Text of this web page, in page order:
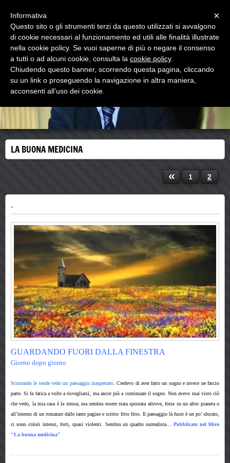
LA BUONA MEDICINA
« 1 2
.
GUARDANDO FUORI DALLA FINESTRA
Giorno dopo giorno
Scostando le tende vedo un paesaggio inaspettato. Credevo di aver fatto un sogno e invece ne faccio
parte. Si fa fatica a volte a risvegliarsi, ma ancor più a continuare il sogno. Non avevo mai visto ciò
che vedo, la mia casa è la stessa, ma sembra essere stata spostata altrove, forse su un altro pianeta o
all’interno di un romanzo dalle tante pagine e scritto fitto fitto. Il paesaggio là fuori è un po’ sfocato,
ci sono colori intensi, forti, quasi violenti. Sembra un quadro surrealista... Pubblicato nel libro
"La buona medicina"
×
Informativa
Questo sito o gli strumenti terzi da questo utilizzati si avvalgono
di cookie necessari al funzionamento ed utili alle finalità illustrate
nella cookie policy. Se vuoi saperne di più o negare il consenso
a tutti o ad alcuni cookie, consulta la cookie policy.
Chiudendo questo banner, scorrendo questa pagina, cliccando
su un link o proseguendo la navigazione in altra maniera,
acconsenti all’uso dei cookie.